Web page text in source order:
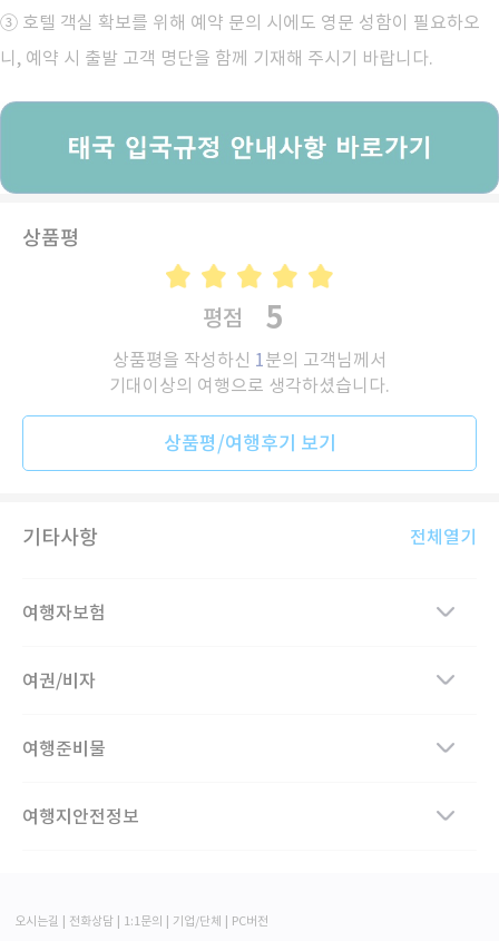
③ 호텔 객실 확보를 위해 예약 문의 시에도 영문 성함이 필요하오
니, 예약 시 출발 고객 명단을 함께 기재해 주시기 바랍니다.
상품평
평점 5
상품평을 작성하신 1분의 고객님께서
기대이상의 여행으로 생각하셨습니다.
상품평/여행후기 보기
기타사항 전체열기
여행자보험
여권/비자
여행준비물
여행지안전정보
오시는길 전화상담 1:1문의 기업/단체 PC버전